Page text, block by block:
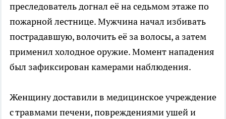
преследователь догнал её на седьмом этаже по
пожарной лестнице. Мужчина начал избивать
пострадавшую, волочить её за волосы, а затем
применил холодное оружие. Момент нападения
был зафиксирован камерами наблюдения.
Женщину доставили в медицинское учреждение
с травмами печени, повреждениями ушей и